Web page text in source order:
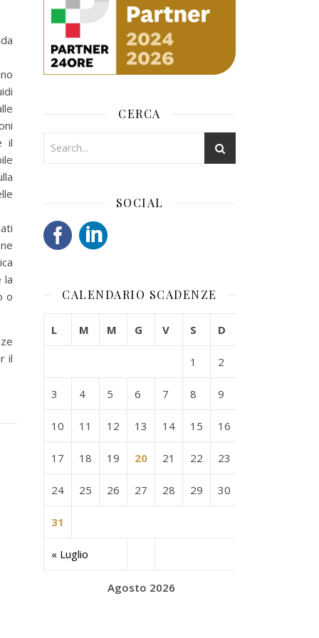
il
la
o
il
CERCA
SOCIAL
CALENDARIO SCADENZE
Agosto 2026
L M M G V S D
« Luglio
1 2
3 4 5 6 7 8 9
10 11 12 13 14 15 16
17 18 19 20 21 22 23
24 25 26 27 28 29 30
31